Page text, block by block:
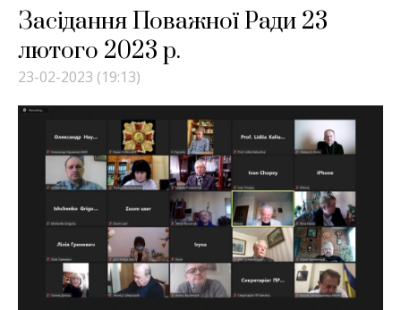
Засідання Поважної Ради 23
лютого 2023 р.
23-02-2023 (19:13)